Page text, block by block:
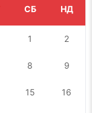
СБ НД
1 2
8 9
15 16